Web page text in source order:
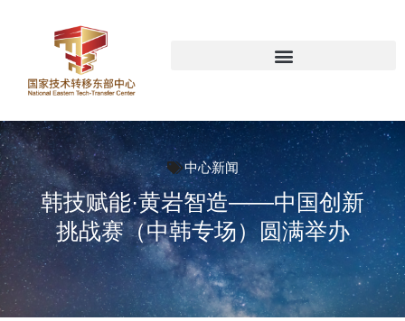
中心新闻
韩技赋能·黄岩智造——中国创新
挑战赛（中韩专场）圆满举办